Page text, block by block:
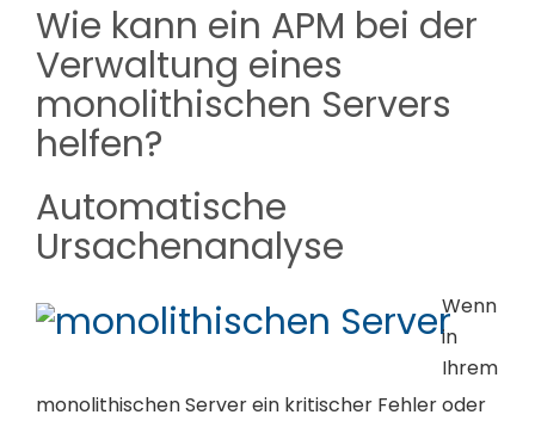
Wie kann ein APM bei der
Verwaltung eines
monolithischen Servers
helfen?
Automatische
Ursachenanalyse
Wenn
in
Ihrem
monolithischen Server ein kritischer Fehler oder